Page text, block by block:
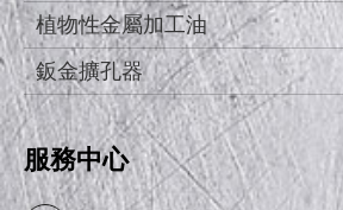
植物性金屬加工油
鈑金擴孔器
服務中心